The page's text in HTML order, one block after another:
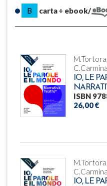
B carta ebook/
C.Carmina
IO, LE
ISBN
26,00 €
C.Carmina
IO, LE